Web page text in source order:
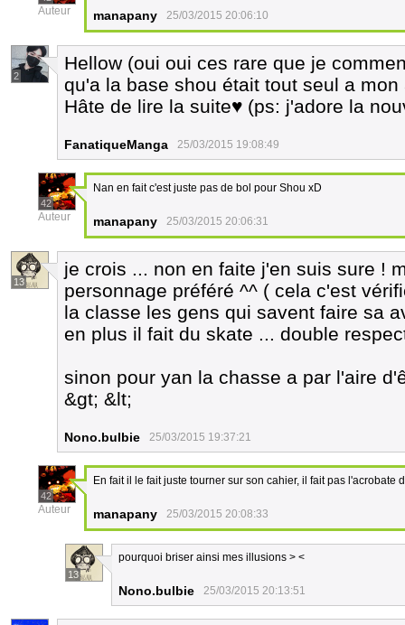
Auteur manapany 25/03/2015 20:06:10
2
Hellow (oui oui ces rare que je
qu'a la base shou était tout seul a
Hâte de lire la suite♥ (ps: j'adore la
FanatiqueManga 25/03/2015 19:08:49
42
Auteur
Nan en fait c'est juste pas de bol pour Shou xD
manapany 25/03/2015 20:06:31
13
je crois ... non en faite j'en suis sure !
personnage préféré ^^ ( cela c'est
la classe les gens qui savent faire sa
en plus il fait du skate ... double
sinon pour yan la chasse a par l'aire
&gt; &lt;
Nono.bulbie 25/03/2015 19:37:21
42
Auteur
En fait il le fait juste tourner sur son cahier, il fait pas l'acrobate
manapany 25/03/2015 20:08:33
13
pourquoi briser ainsi mes illusions > <
Nono.bulbie 25/03/2015 20:13:51